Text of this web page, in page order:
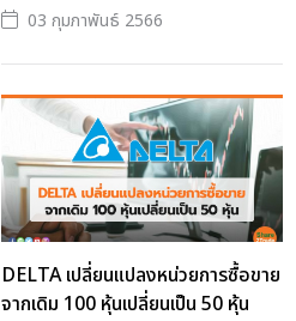
03 กุมภาพันธ์ 2566
DELTA เปลี่ยนแปลงหน่วยการซื้อขาย
จากเดิม 100 หุ้นเปลี่ยนเป็น 50 หุ้น